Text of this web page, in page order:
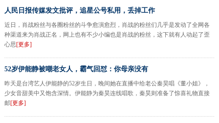
人民日报传媒发文批评，追星公号私用，丢掉工作
近日，肖战粉丝与各圈粉丝的斗争愈演愈烈，肖战的粉丝们几乎是发动了全网各
种渠道来为肖战正名，网上也有不少小编也是肖战的粉丝，这下就有人动起了歪
心思[更多]
52岁伊能静被嘲老女人，霸气回怼：你母亲没有
昨天是台湾艺人伊能静的52岁生日，晚间她在直播中给老公秦昊唱《董小姐》，
少女音甜美中又饱含深情。伊能静为秦昊连线唱歌，秦昊则准备了惊喜礼物直接
邮[更多]